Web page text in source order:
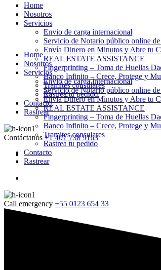
Home
Nosotros
Servicios
Envio de carga internacional
Servicio de Notario público online
Envía Dinero en Minutos y Abre tu
REAL ESTATE ASSISTANCE
Fingerprinting – Toma de Huellas
Banco Infinito – Crece, Protege y
Tramites consulares
Rastrea tu pedido
Contacto
Rastrear
Contáctanos +1 407 738 9163
Home
Nosotros
Servicios
Envio de carga internacional
Servicio de Notario público online
Envía Dinero en Minutos y Abre tu
REAL ESTATE ASSISTANCE
Fingerprinting – Toma de Huellas
Banco Infinito – Crece, Protege y
Tramites consulares
Rastrea tu pedido
Contacto
Rastrear
Call emergency +55 0123 654 33